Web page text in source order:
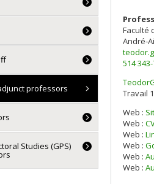
Faculté
André-
514
Travail
Web :
Web :
Web :
Web :
Web :
Web :
professors
Studies (GPS)